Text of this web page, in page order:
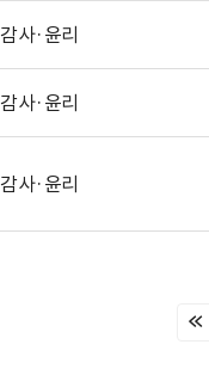
감사·윤리
감사·윤리
감사·윤리
처